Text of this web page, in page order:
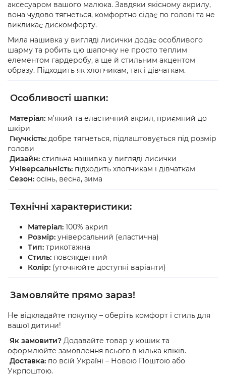
аксесуаром вашого малюка. Завдяки якісному акрилу,
вона чудово тягнеться, комфортно сідає по голові та не
викликає дискомфорту.
Мила нашивка у вигляді лисички додає особливого
шарму та робить цю шапочку не просто теплим
елементом гардеробу, а ще й стильним акцентом
образу. Підходить як хлопчикам, так і дівчаткам.
Особливості шапки:
Матеріал: м'який та еластичний акрил, приємний до
шкіри
Гнучкість: добре тягнеться, підлаштовується під розмір
голови
Дизайн: стильна нашивка у вигляді лисички
Універсальність: підходить хлопчикам і дівчаткам
Сезон: осінь, весна, зима
Технічні характеристики:
Матеріал: 100% акрил
Розмір: універсальний (еластична)
Тип: трикотажна
Стиль: повсякденний
Колір: (уточнюйте доступні варіанти)
Замовляйте прямо зараз!
Не відкладайте покупку – оберіть комфорт і стиль для
вашої дитини!
Як замовити? Додавайте товар у кошик та
оформлюйте замовлення всього в кілька кліків.
Доставка: по всій Україні – Новою Поштою або
Укрпоштою.